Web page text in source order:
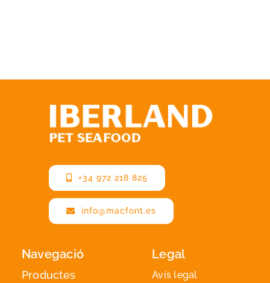
+34 972 218 825
info@macfont.es
Navegació
Productes
Legal
Avís legal